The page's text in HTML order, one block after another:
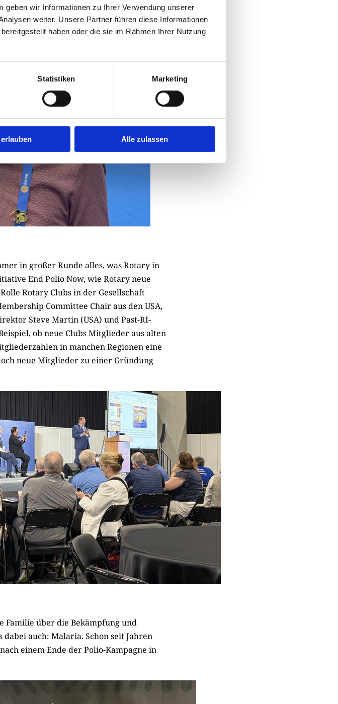
wir Informationen zu Ihrer Verwendung unserer
weiter. Unsere Partner führen diese Informationen
haben oder die sie im Rahmen Ihrer Nutzung
Statistiken Marketing
Alle zulassen
in großer Runde alles, was Rotary in
End Polio Now, wie Rotary neue
Rotary Clubs in der Gesellschaft
Committee Chair aus den USA,
Steve Martin (USA) und Past-RI-
ob neue Clubs Mitglieder aus alten
in manchen Regionen eine
neue Mitglieder zu einer Gründung
Familie über die Bekämpfung und
auch: Malaria. Schon seit Jahren
einem Ende der Polio-Kampagne in